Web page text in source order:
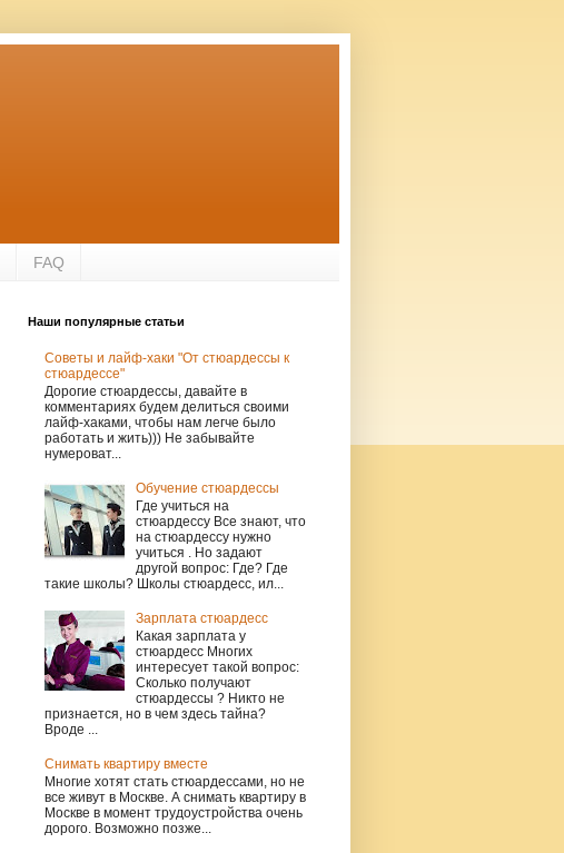
FAQ
Наши популярные статьи
Советы и лайф-хаки "От стюардессы к
стюардессе"
Дорогие стюардессы, давайте в
комментариях будем делиться своими
лайф-хаками, чтобы нам легче было
работать и жить))) Не забывайте
нумероват...
Обучение стюардессы
Где учиться на
стюардессу Все знают, что
на стюардессу нужно
учиться . Но задают
другой вопрос: Где? Где
такие школы? Школы стюардесс, ил...
Зарплата стюардесс
Какая зарплата у
стюардесс Многих
интересует такой вопрос:
Сколько получают
стюардессы ? Никто не
признается, но в чем здесь тайна?
Вроде ...
Снимать квартиру вместе
Многие хотят стать стюардессами, но не
все живут в Москве. А снимать квартиру в
Москве в момент трудоустройства очень
дорого. Возможно позже...